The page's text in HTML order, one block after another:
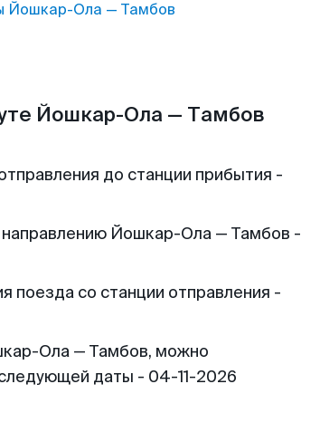
Йошкар-Ола — Тамбов
Йошкар-Ола — Тамбов
до станции прибытия -
направлению Йошкар-Ола — Тамбов -
поезда со станции отправления -
Ола — Тамбов, можно
даты - 04-11-2026